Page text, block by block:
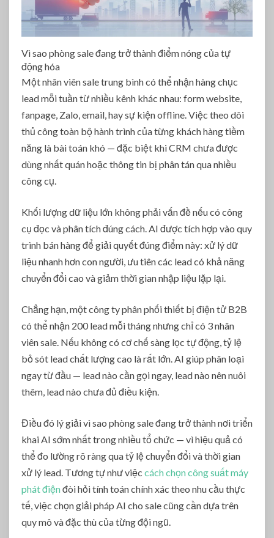
Vì sao phòng sale đang trở thành điểm nóng của tự
động hóa
Một nhân viên sale trung bình có thể nhận hàng chục
lead mỗi tuần từ nhiều kênh khác nhau: form website,
fanpage, Zalo, email, hay sự kiện offline. Việc theo dõi
thủ công toàn bộ hành trình của từng khách hàng tiềm
năng là bài toán khó — đặc biệt khi CRM chưa được
dùng nhất quán hoặc thông tin bị phân tán qua nhiều
công cụ.
Khối lượng dữ liệu lớn không phải vấn đề nếu có công
cụ đọc và phân tích đúng cách. AI được tích hợp vào quy
trình bán hàng để giải quyết đúng điểm này: xử lý dữ
liệu nhanh hơn con người, ưu tiên các lead có khả năng
chuyển đổi cao và giảm thời gian nhập liệu lặp lại.
Chẳng hạn, một công ty phân phối thiết bị điện tử B2B
có thể nhận 200 lead mỗi tháng nhưng chỉ có 3 nhân
viên sale. Nếu không có cơ chế sàng lọc tự động, tỷ lệ
bỏ sót lead chất lượng cao là rất lớn. AI giúp phân loại
ngay từ đầu — lead nào cần gọi ngay, lead nào nên nuôi
thêm, lead nào chưa đủ điều kiện.
Điều đó lý giải vì sao phòng sale đang trở thành nơi triển
khai AI sớm nhất trong nhiều tổ chức — vì hiệu quả có
thể đo lường rõ ràng qua tỷ lệ chuyển đổi và thời gian
xử lý lead. Tương tự như việc cách chọn công suất máy
phát điệnđòi hỏi tính toán chính xác theo nhu cầu thực
tế, việc chọn giải pháp AI cho sale cũng cần dựa trên
quy mô và đặc thù của từng đội ngũ.